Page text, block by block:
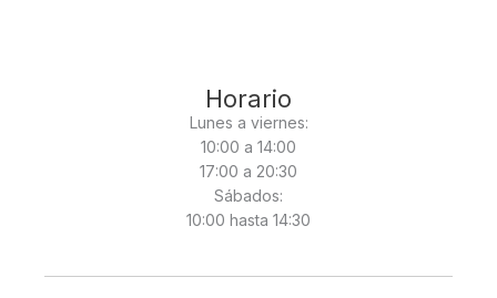
Horario
Lunes a viernes:
10:00 a 14:00
17:00 a 20:30
Sábados:
10:00 hasta 14:30